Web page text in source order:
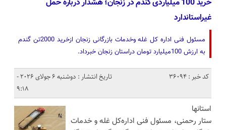
خرید 100 میلیاردی گندم در زنجان؛ هشدار درباره حمل
غیراستاندارد
مسئول فنی اداره کل غله وخدمات بازرگانی زنجان ازخرید 2000تن گندم
به ارزش 100میلیارد تومان دراستان زنجان خبرداد.
کد خبر : 36094
تاریخ انتشار : دوشنبه 6 جولای 2026 -
9:18
استانها
ستار رحمنی، مسئول فنی اداره‌کل غله و خدمات